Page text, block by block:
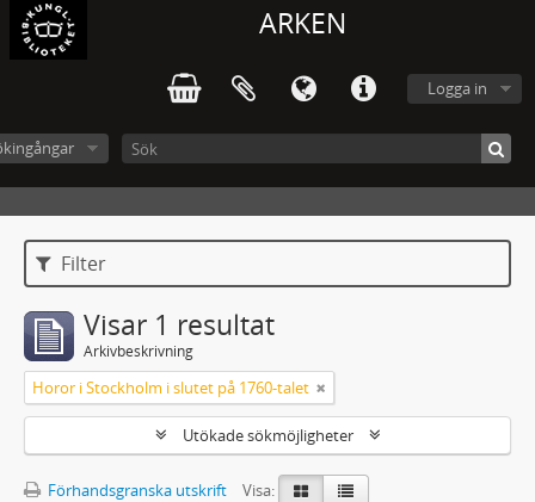
ARKEN
Logga in
Filter
Visar 1 resultat
Arkivbeskrivning
Horor i Stockholm i slutet på 1760-talet
Utökade sökmöjligheter
Förhandsgranska utskrift
Visa: